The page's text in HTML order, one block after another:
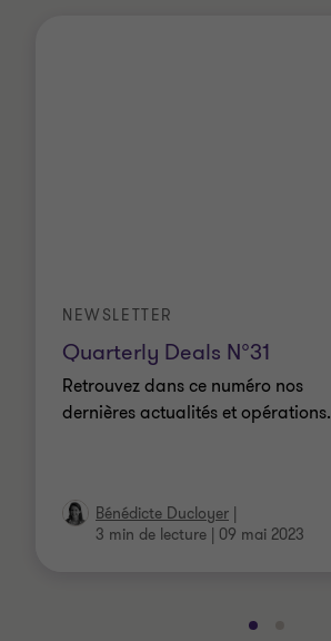
Quarterly Deals N°31
NEWSLETTER
Retrouvez dans ce numéro nos
dernières actualités et opérations.
Bénédicte Ducloyer
3 min de lecture
09 mai 2023